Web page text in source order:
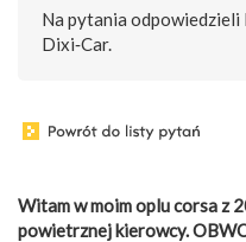
Na pytania odpowiedzieli
Dixi‑Car.
Witam w moim oplu corsa z
powietrznej kierowcy.